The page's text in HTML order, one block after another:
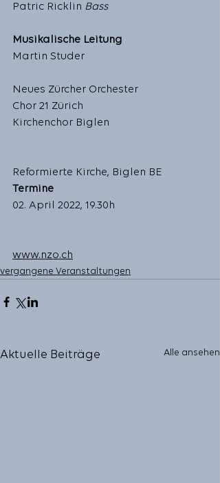
Patric Ricklin Bass
Musikalische Leitung
Martin Studer
Neues Zürcher Orchester
Chor 21 Zürich
Kirchenchor Biglen
Reformierte Kirche, Biglen BE
Termine
02. April 2022, 19.30h
www.nzo.ch
vergangene Veranstaltungen
Aktuelle Beiträge Alle ansehen